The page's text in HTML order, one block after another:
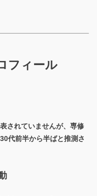
フィール
されていませんが、専修
代前半から半ばと推測さ